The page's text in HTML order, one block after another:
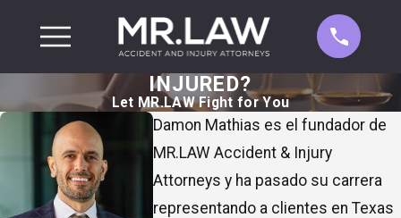
INJURED?
Let MR.LAW Fight for You
Damon Mathias es el fundador de
MR.LAW Accident & Injury
Attorneys y ha pasado su carrera
representando a clientes en Texas